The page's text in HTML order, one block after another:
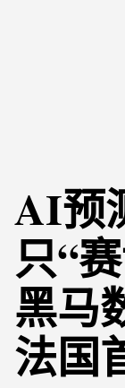
AI预
只“
黑马
法国